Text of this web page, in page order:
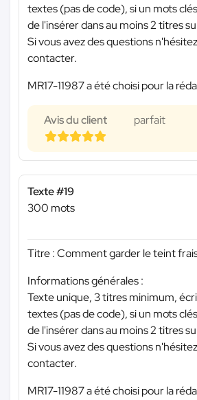
textes (pas de code), si un mots
de l'insérer dans au moins 2 titres
Si vous avez des questions
contacter.
MR17-11987 a été choisi pour la
Avis du client parfait
Texte #19
300 mots
Titre : Comment garder le teint
Informations générales :
Texte unique, 3 titres minimum,
textes (pas de code), si un mots
de l'insérer dans au moins 2 titres
Si vous avez des questions
contacter.
MR17-11987 a été choisi pour la